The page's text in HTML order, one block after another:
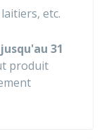
etc.
jusqu'au 31
produit